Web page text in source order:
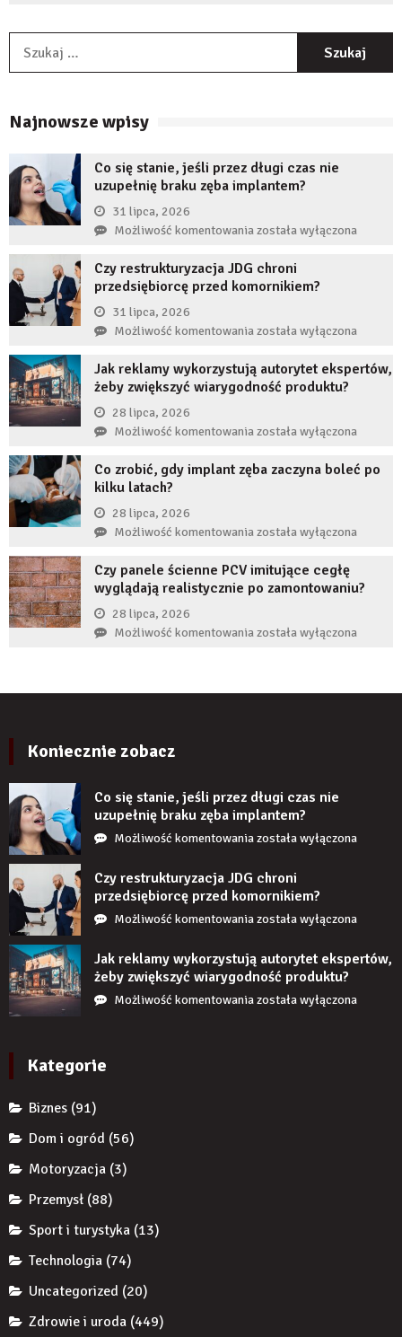
Najnowsze wpisy
Co się stanie, jeśli przez długi czas nie
uzupełnię braku zęba implantem?
31 lipca, 2026
Możliwość komentowaniaCo
stanie,
jeśli
długi
uzupełnię
implantem?
została wyłączona
Czy restrukturyzacja JDG chroni
przedsiębiorcę przed komornikiem?
31 lipca, 2026
Możliwość komentowaniaCzy
JDG
chroni
przed
została wyłączona
Jak reklamy wykorzystują autorytet ekspertów,
żeby zwiększyć wiarygodność produktu?
28 lipca, 2026
Możliwość komentowaniaJak
wykorzystują
żeby
wiarygodność
produktu?
została wyłączona
Co zrobić, gdy implant zęba zaczyna boleć po
kilku latach?
28 lipca, 2026
Możliwość komentowaniaCo
gdy
implant
zaczyna
została wyłączona
Czy panele ścienne PCV imitujące cegłę
wyglądają realistycznie po zamontowaniu?
28 lipca, 2026
Możliwość komentowaniaCzy
zamontowaniu?
została wyłączona
Koniecznie zobacz
Co się stanie, jeśli przez długi czas nie
uzupełnię braku zęba implantem?
Możliwość komentowaniaCo
stanie,
jeśli
przez
czas
nie
uzupełnię
braku
została wyłączona
Czy restrukturyzacja JDG chroni
przedsiębiorcę przed komornikiem?
Możliwość komentowaniaCzy
JDG
chroni
przedsiębiorcę
została wyłączona
Jak reklamy wykorzystują autorytet ekspertów,
żeby zwiększyć wiarygodność produktu?
Możliwość komentowaniaJak
została wyłączona
Kategorie
Biznes (91)
Dom i ogród (56)
Motoryzacja (3)
Przemysł (88)
Sport i turystyka (13)
Technologia (74)
Uncategorized (20)
Zdrowie i uroda (449)